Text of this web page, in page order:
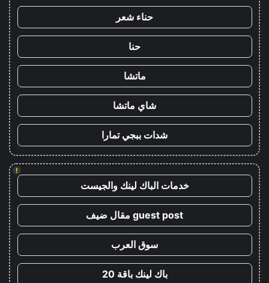
حناء شعر
حنا
ماتشا
شاي ماتشا
شدات ببجي تمارا
!
خدمات الباك لينك والجيست
guest post مقال ضيف
سوق العرب
باك لينك باقة 20